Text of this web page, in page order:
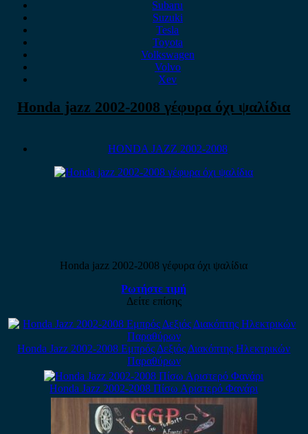
Subaru
Suzuki
Tesla
Toyota
Volkswagen
Volvo
Xev
Honda jazz 2002-2008 γέφυρα όχι ψαλίδια
HONDA JAZZ 2002-2008
Honda jazz 2002-2008 γέφυρα όχι ψαλίδια
Ρωτήστε τιμή
Δείτε επίσης
Honda Jazz 2002-2008 Εμπρός Δεξιός Διακόπτης Ηλεκτρικών
Παραθύρων
Honda Jazz 2002-2008 Πίσω Αριστερό Φανάρι